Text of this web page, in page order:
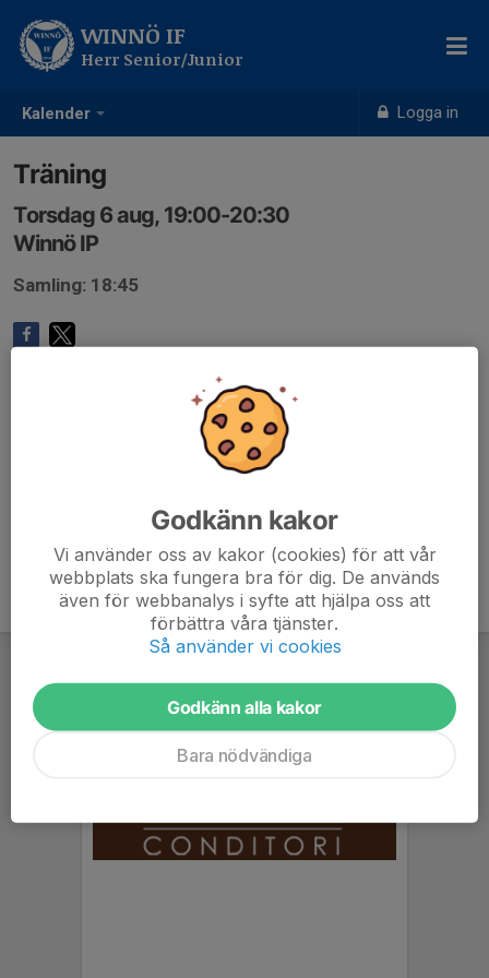
Kalender Logga in
WINNÖ IF
Herr Senior/Junior
Träning
Torsdag 6 aug, 19:00-20:30
Winnö IP
Samling: 18:45
Godkänn kakor
Vi använder oss av kakor (cookies) för att vår
webbplats ska fungera bra för dig. De används
även för webbanalys i syfte att hjälpa oss att
förbättra våra tjänster.
Så använder vi cookies
Godkänn alla kakor
Bara nödvändiga